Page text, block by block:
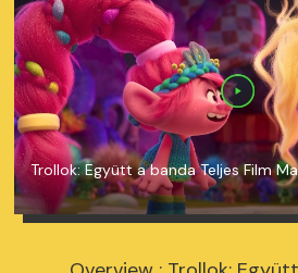
Trollok: Együtt a banda Teljes Film